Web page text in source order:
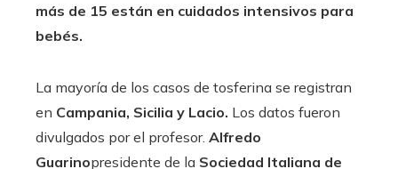
más de 15 están en cuidados intensivos para
bebés.
La mayoría de los casos de tosferina se registran
en Campania, Sicilia y Lacio. Los datos fueron
divulgados por el profesor. Alfredo
Guarinopresidente de la Sociedad Italiana de